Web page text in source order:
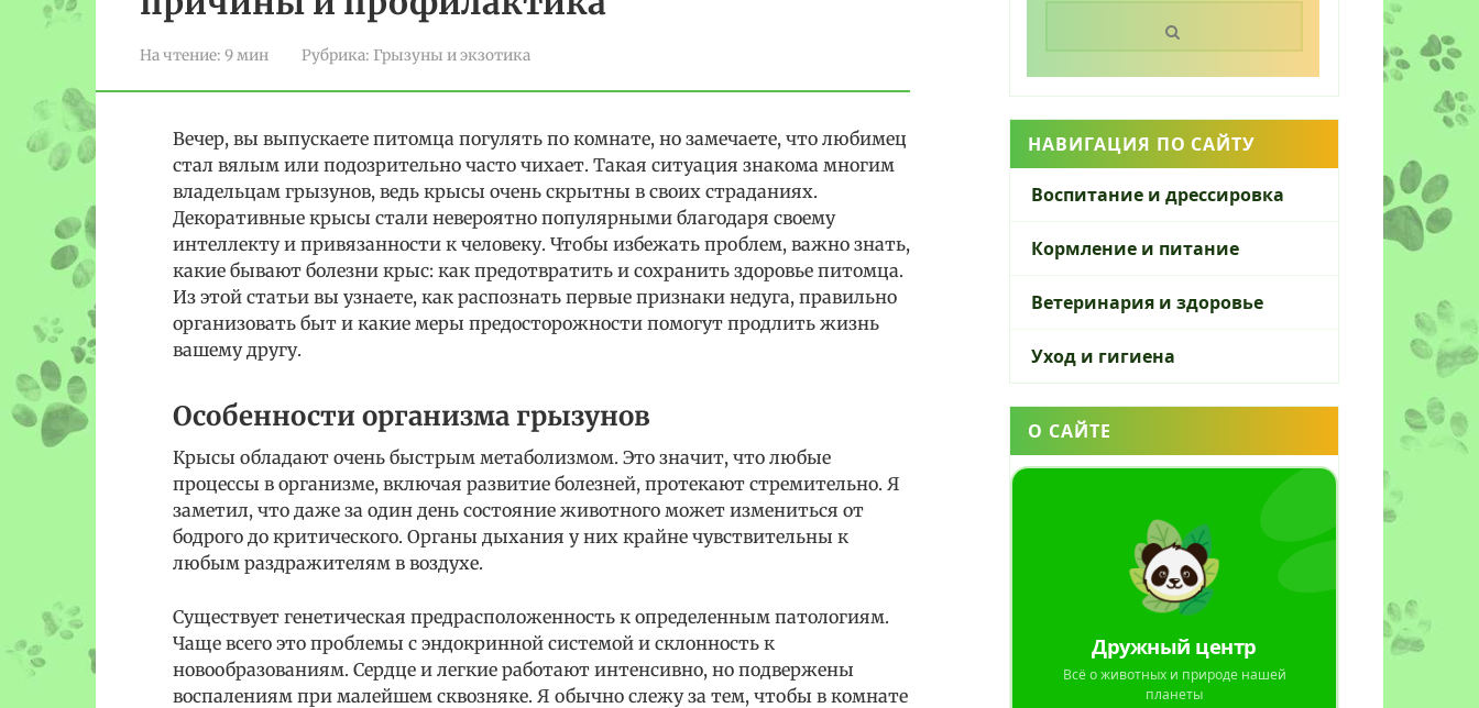
На чтение: 9 мин Рубрика: Грызуны и экзотика
Вечер, вы выпускаете питомца погулять по комнате, но замечаете, что любимец
стал вялым или подозрительно часто чихает. Такая ситуация знакома многим
владельцам грызунов, ведь крысы очень скрытны в своих страданиях.
Декоративные крысы стали невероятно популярными благодаря своему
интеллекту и привязанности к человеку. Чтобы избежать проблем, важно знать,
какие бывают болезни крыс: как предотвратить и сохранить здоровье питомца.
Из этой статьи вы узнаете, как распознать первые признаки недуга, правильно
организовать быт и какие меры предосторожности помогут продлить жизнь
вашему другу.
Особенности организма грызунов
Крысы обладают очень быстрым метаболизмом. Это значит, что любые
процессы в организме, включая развитие болезней, протекают стремительно. Я
заметил, что даже за один день состояние животного может измениться от
бодрого до критического. Органы дыхания у них крайне чувствительны к
любым раздражителям в воздухе.
Существует генетическая предрасположенность к определенным патологиям.
Чаще всего это проблемы с эндокринной системой и склонность к
новообразованиям. Сердце и легкие работают интенсивно, но подвержены
воспалениям при малейшем сквозняке. Я обычно слежу за тем, чтобы в комнате
НАВИГАЦИЯ ПО САЙТУ
Воспитание и дрессировка
Кормление и питание
Ветеринария и здоровье
Уход и гигиена
О САЙТЕ
Дружный центр
Всё о животных и природе нашей
планеты